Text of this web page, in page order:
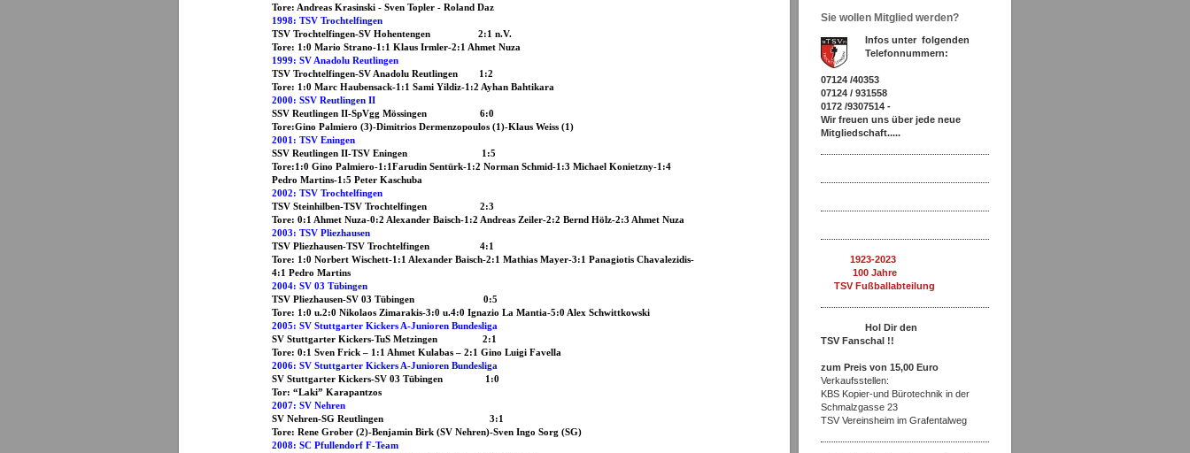
Tore: Andreas Krasinski - Sven Topler - Roland Daz
1998: TSV Trochtelfingen
TSV Trochtelfingen-SV Hohentengen 2:1 n.V.
Tore: 1:0 Mario Strano-1:1 Klaus Irmler-2:1 Ahmet Nuza
1999: SV Anadolu Reutlingen
TSV Trochtelfingen-SV Anadolu Reutlingen 1:2
Tore: 1:0 Marc Haubensack-1:1 Sami Yildiz-1:2 Ayhan Bahtikara
2000: SSV Reutlingen II
SSV Reutlingen II-SpVgg Mössingen 6:0
Tore:Gino Palmiero (3)-Dimitrios Dermenzopoulos (1)-Klaus Weiss (1)
2001: TSV Eningen
SSV Reutlingen II-TSV Eningen 1:5
Tore:1:0 Gino Palmiero-1:1Farudin Sentürk-1:2 Norman Schmid-1:3 Michael Konietzny-1:4
Pedro Martins-1:5 Peter Kaschuba
2002: TSV Trochtelfingen
TSV Steinhilben-TSV Trochtelfingen 2:3
Tore: 0:1 Ahmet Nuza-0:2 Alexander Baisch-1:2 Andreas Zeiler-2:2 Bernd Hölz-2:3 Ahmet Nuza
2003: TSV Pliezhausen
TSV Pliezhausen-TSV Trochtelfingen 4:1
Tore: 1:0 Norbert Wischett-1:1 Alexander Baisch-2:1 Mathias Mayer-3:1 Panagiotis Chavalezidis-
4:1 Pedro Martins
2004: SV 03 Tübingen
TSV Pliezhausen-SV 03 Tübingen 0:5
Tore: 1:0 u.2:0 Nikolaos Zimarakis-3:0 u.4:0 Ignazio La Mantia-5:0 Alex Schwittkowski
2005: SV Stuttgarter Kickers A-Junioren Bundesliga
SV Stuttgarter Kickers-TuS Metzingen 2:1
Tore: 0:1 Sven Frick – 1:1 Ahmet Kulabas – 2:1 Gino Luigi Favella
2006: SV Stuttgarter Kickers A-Junioren Bundesliga
SV Stuttgarter Kickers-SV 03 Tübingen 1:0
Tor: “Laki” Karapantzos
2007: SV Nehren
SV Nehren-SG Reutlingen 3:1
Tore: Rene Grober (2)-Benjamin Birk (SV Nehren)-Sven Ingo Sorg (SG)
2008: SC Pfullendorf F-Team
Sie wollen Mitglied werden?
Infos unter folgenden
Telefonnummern:
07124 /40353
07124 / 931558
0172 /9307514 -
Wir freuen uns über jede neue
Mitgliedschaft.....
1923-2023
100 Jahre
TSV Fußballabteilung
Hol Dir den
TSV Fanschal !!
zum Preis von 15,00 Euro
Verkaufsstellen:
KBS Kopier-und Bürotechnik in der
Schmalzgasse 23
TSV Vereinsheim im Grafentalweg